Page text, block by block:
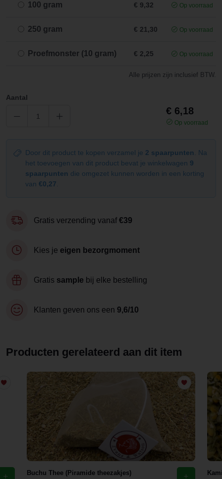
100 gram € 9,32 Op voorraad
250 gram € 21,30 Op voorraad
Proefmonster (10 gram) € 2,25 Op voorraad
Alle prijzen zijn inclusief BTW.
Aantal
€ 6,18
Op voorraad
Door dit product te kopen verzamel je 2 spaarpunten
. Na
het toevoegen van dit product bevat je winkelwagen 9
spaarpunten die omgezet kunnen worden in een korting
van €0,27
Gratis verzending vanaf €39
Kies je eigen bezorgmoment
Gratis sample bij elke bestelling
Klanten geven ons een 9,6/10
Producten gerelateerd aan dit item
Buchu Thee (Piramide theezakjes)